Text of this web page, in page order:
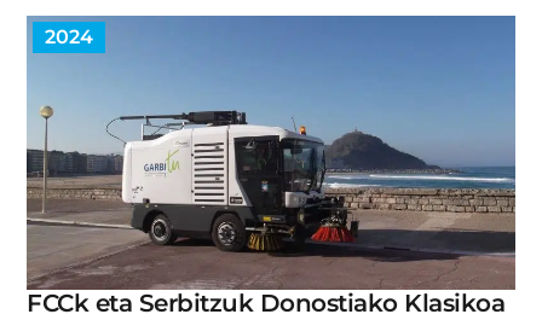
2024
FCCk eta Serbitzuk Donostiako Klasikoa